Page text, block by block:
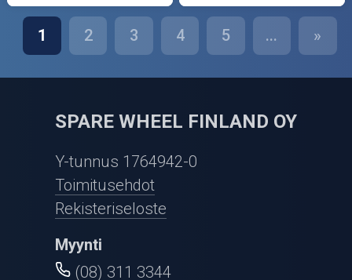
1 2 3 4 5 ... »
SPARE WHEEL FINLAND OY
Y-tunnus 1764942-0
Toimitusehdot
Rekisteriseloste
Myynti
(08) 311 3344